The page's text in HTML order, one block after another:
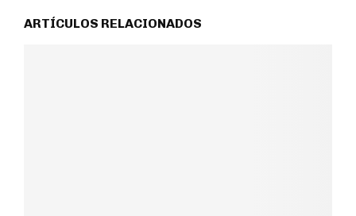
ARTÍCULOS RELACIONADOS